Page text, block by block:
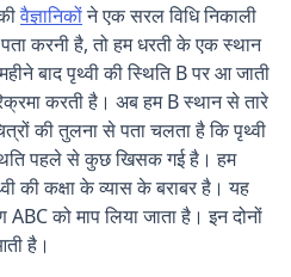
वैज्ञानिकोंने एक सरल विधि निकाली
करनी है, तो हम धरती के एक स्थान
बाद पृथ्वी की स्थिति B पर आ जाती
करती है। अब हम B स्थान से तारे
की तुलना से पता चलता है कि पृथ्वी
पहले से कुछ खिसक गई है। हम
की कक्षा के व्यास के बराबर है। यह
को माप लिया जाता है। इन दोनों
है।